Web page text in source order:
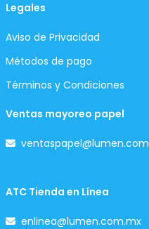
Legales
Aviso de Privacidad
Métodos de pago
Términos y Condiciones
Ventas mayoreo papel
ventaspapel@lumen.com
ATC Tienda en Línea
enlinea@lumen.com.mx